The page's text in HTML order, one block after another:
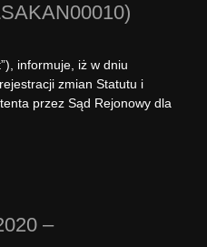
informuje, iż w dniu
zmian Statutu i
przez Sąd Rejonowy dla
–